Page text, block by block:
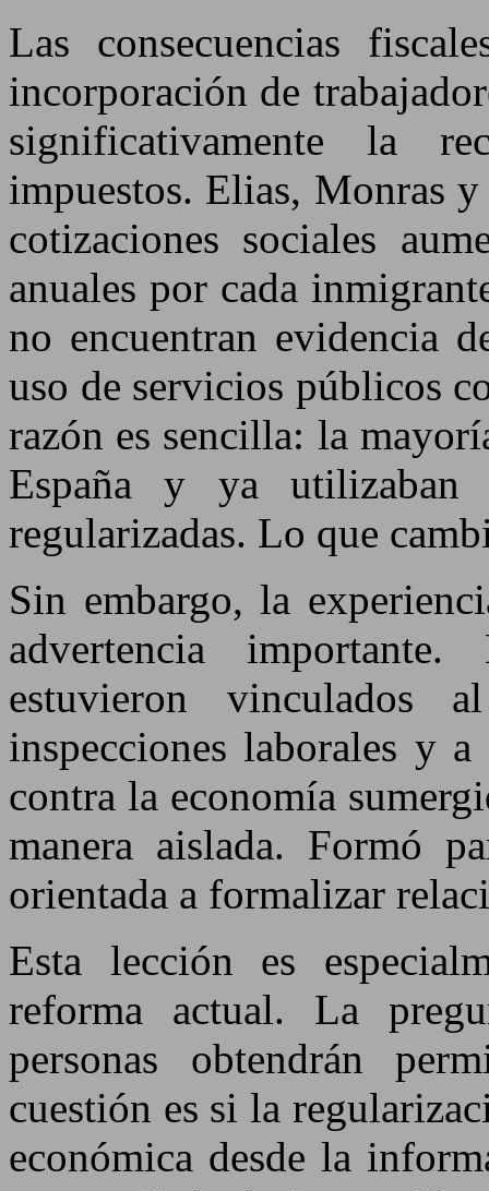
Las consecuencias
incorporación de
significativamente la
impuestos. Elias, Monras
cotizaciones sociales
anuales por cada
no encuentran evidencia
uso de servicios públicos
razón es sencilla: la
España y ya utilizaban
regularizadas. Lo que
Sin embargo, la
advertencia
estuvieron vinculados
inspecciones laborales y
contra la economía
manera aislada. Formó
orientada a formalizar
Esta lección es
reforma actual. La
personas obtendrán
cuestión es si la
económica desde la